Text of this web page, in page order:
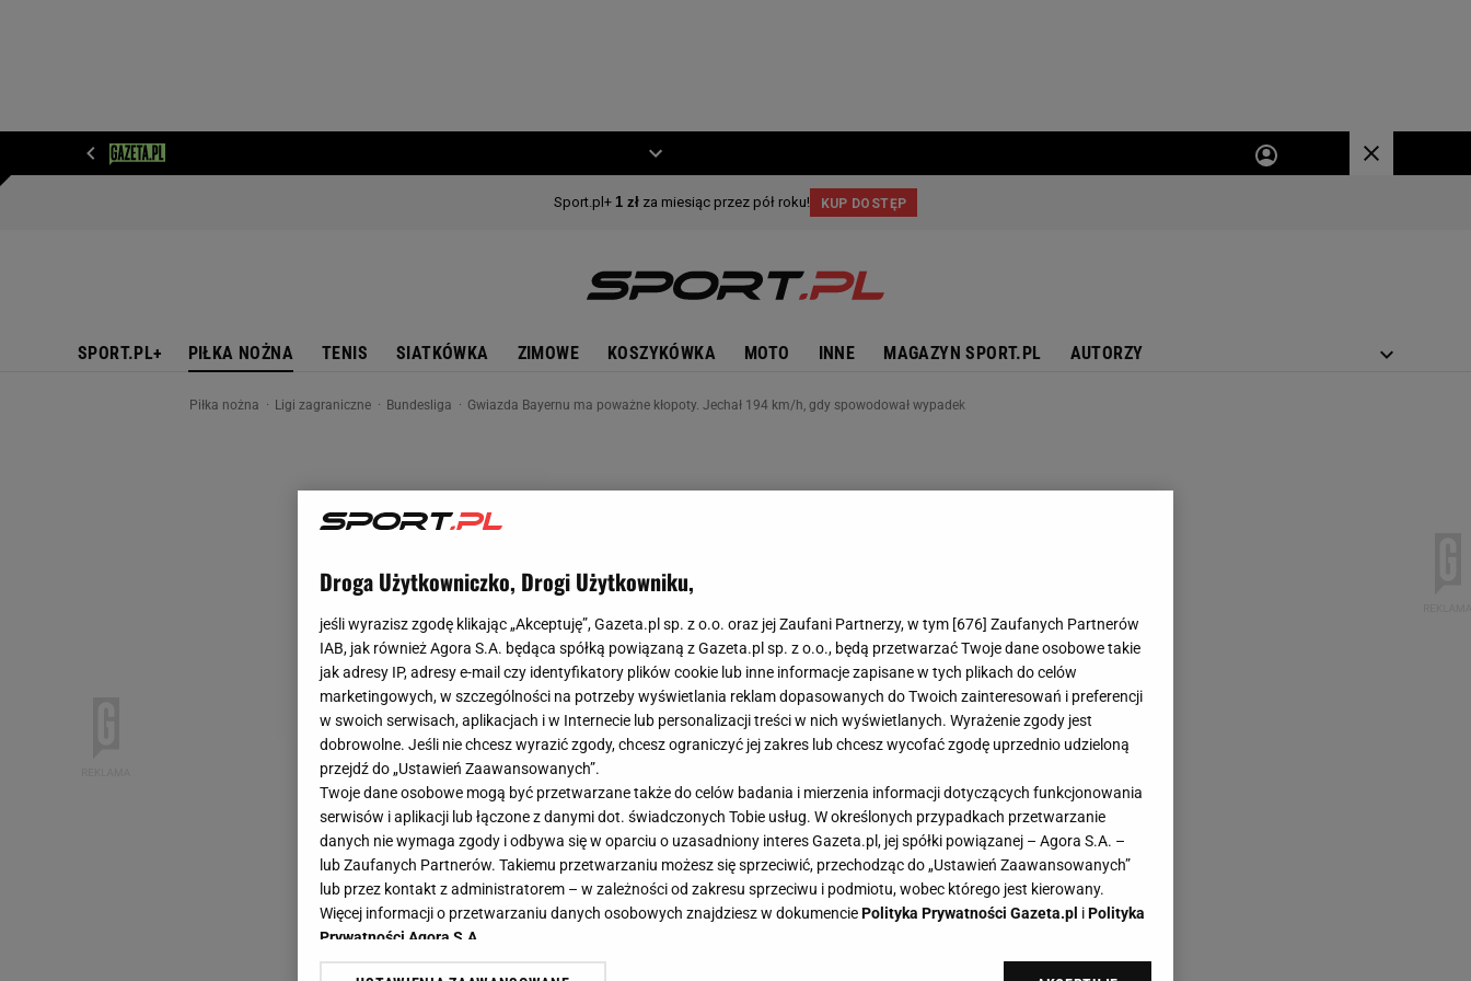
SPORT.PL+ PIŁKA NOŻNA TENIS SIATKÓWKA ZIMOWE KOSZYKÓWKA MOTO INNE MAGAZYN SPORT.PL AUTORZY
Piłka nożna Ligi zagraniczne Bundesliga Gwiazda Bayernu ma poważne kłopoty. Jechał 194 km/h, gdy spowodował wypadek
Droga Użytkowniczko, Drogi Użytkowniku,
jeśli wyrazisz zgodę klikając „Akceptuję”, Gazeta.pl sp. z o.o. oraz jej Zaufani Partnerzy, w tym [676] Zaufanych Partnerów
IAB, jak również Agora S.A. będąca spółką powiązaną z Gazeta.pl sp. z o.o., będą przetwarzać Twoje dane osobowe takie
jak adresy IP, adresy e-mail czy identyfikatory plików cookie lub inne informacje zapisane w tych plikach do celów
marketingowych, w szczególności na potrzeby wyświetlania reklam dopasowanych do Twoich zainteresowań i preferencji
w swoich serwisach, aplikacjach i w Internecie lub personalizacji treści w nich wyświetlanych. Wyrażenie zgody jest
dobrowolne. Jeśli nie chcesz wyrazić zgody, chcesz ograniczyć jej zakres lub chcesz wycofać zgodę uprzednio udzieloną
przejdź do „Ustawień Zaawansowanych”.
Twoje dane osobowe mogą być przetwarzane także do celów badania i mierzenia informacji dotyczących funkcjonowania
serwisów i aplikacji lub łączone z danymi dot. świadczonych Tobie usług. W określonych przypadkach przetwarzanie
danych nie wymaga zgody i odbywa się w oparciu o uzasadniony interes Gazeta.pl, jej spółki powiązanej – Agora S.A. –
lub Zaufanych Partnerów. Takiemu przetwarzaniu możesz się sprzeciwić, przechodząc do „Ustawień Zaawansowanych”
lub przez kontakt z administratorem – w zależności od zakresu sprzeciwu i podmiotu, wobec którego jest kierowany.
Więcej informacji o przetwarzaniu danych osobowych znajdziesz w dokumenciePolityka Prywatności Gazeta.pl iPolityka
Prywatności Agora S.A.